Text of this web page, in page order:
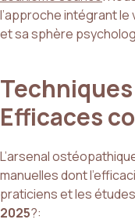
l’approche intégrant le
et sa sphère
Efficaces
L’arsenal
manuelles dont
praticiens et les
2025?: